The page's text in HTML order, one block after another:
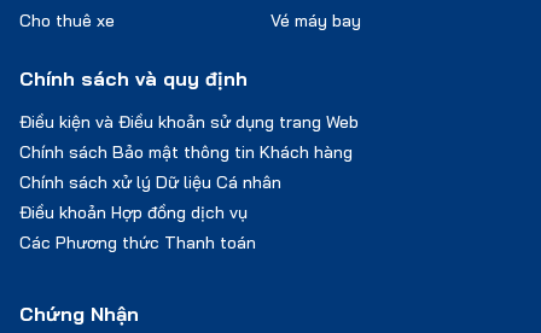
Chứng Nhận
Cho thuê xe
Vé máy bay
Chính sách và quy định
Điều kiện và Điều khoản sử dụng trang Web
Chính sách Bảo mật thông tin Khách hàng
Chính sách xử lý Dữ liệu Cá nhân
Điều khoản Hợp đồng dịch vụ
Các Phương thức Thanh toán